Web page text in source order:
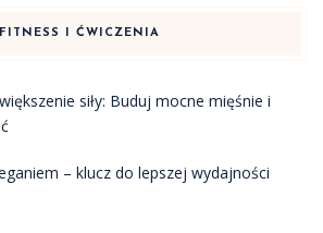
FITNESS I ĆWICZENIA
siły: Buduj mocne mięśnie i
– klucz do lepszej wydajności